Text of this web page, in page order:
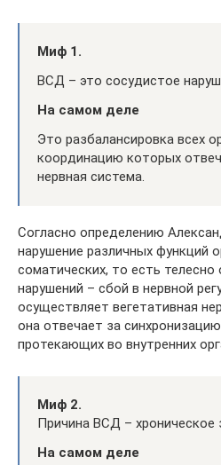
Миф 1.
ВСД – это сосудистое
На самом деле
Это разбалансировка всех
координацию которых
нервная система.
Согласно определению
нарушение различных функций
соматических, то есть
нарушений – сбой в нервной
осуществляет вегетативная
она отвечает за
протекающих во внутренних
Миф 2.
Причина ВСД – хроническое
На самом деле